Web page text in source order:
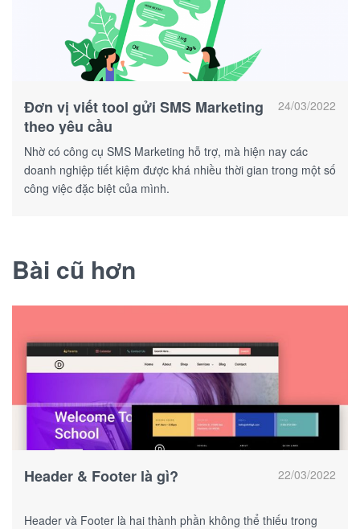
24/03/2022
Đơn vị viết tool gửi SMS Marketing
theo yêu cầu
Nhờ có công cụ SMS Marketing hỗ trợ, mà hiện nay các
doanh nghiệp tiết kiệm được khá nhiều thời gian trong một số
công việc đặc biệt của mình.
Bài cũ hơn
22/03/2022
Header & Footer là gì?
Header và Footer là hai thành phần không thể thiếu trong